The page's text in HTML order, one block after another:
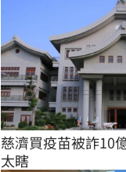
慈濟買疫苗被詐10
太瞎